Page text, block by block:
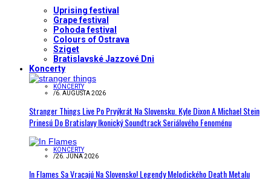
Uprising festival
Grape festival
Pohoda festival
Colours of Ostrava
Sziget
Bratislavské Jazzové Dni
Koncerty
KONCERTY
/6. AUGUSTA 2026
Stranger Things Live Po Prvýkrát Na Slovensku. Kyle Dixon A Michael Stein
Prinesú Do Bratislavy Ikonický Soundtrack Seriálového Fenoménu
KONCERTY
/26. JÚNA 2026
In Flames Sa Vracajú Na Slovensko! Legendy Melodického Death Metalu